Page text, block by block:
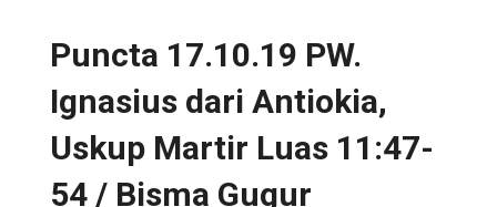
Puncta 17.10.19 PW.
Ignasius dari Antiokia,
Uskup Martir Luas 11:47-
54 / Bisma Gugur